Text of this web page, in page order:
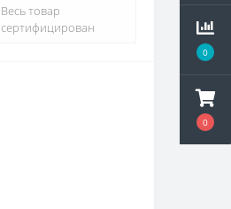
0
0
Весь товар
сертифицирован